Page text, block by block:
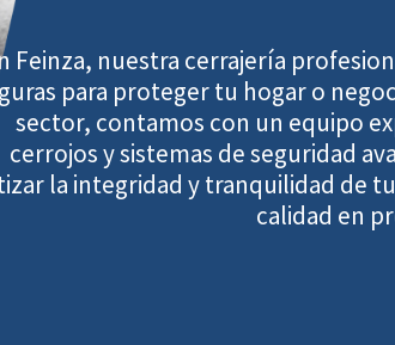
Feinza, nuestra cerrajería
para proteger tu hogar o
sector, contamos con un equipo
cerrojos y sistemas de seguridad
la integridad y tranquilidad de
calidad en